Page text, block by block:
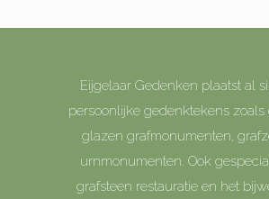
Eijgelaar Gedenken plaatst al
persoonlijke gedenktekens zoals
glazen grafmonumenten,
urnmonumenten. Ook
grafsteen restauratie en het